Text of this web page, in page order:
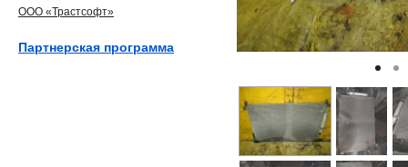
ООО «Трастсофт»
Партнерская программа